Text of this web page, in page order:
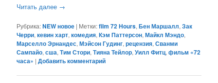
Читать далее →
Рубрика:NEW новое | Метки:film 72 Hours,Бен Маршалл,Зак
Черри,кевин харт,комедия,Кэм Паттерсон,Майкл Мэндо,
Марселло Эрнандес,Мэйсон Гудинг,рецензия,Сванми
Сампайо,сша,Тим Стори,Тияна Тейлор,Уилл Фитц,фильм «72
часа» |Добавить комментарий